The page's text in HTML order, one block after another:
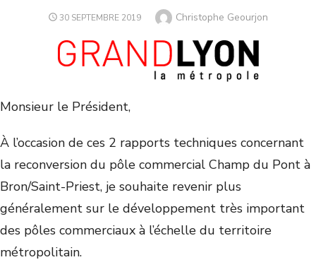
30 SEPTEMBRE 2019 Christophe Geourjon
Monsieur le Président,
À l’occasion de ces 2 rapports techniques concernant
la reconversion du pôle commercial Champ du Pont à
Bron/Saint-Priest, je souhaite revenir plus
généralement sur le développement très important
des pôles commerciaux à l’échelle du territoire
métropolitain.